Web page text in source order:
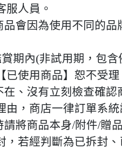
服人員。
品會因為使用不同的
期內(非試用期，包
已使用商品】恕不受
在、沒有立刻檢查確
由，商店一律訂單系
請將商品本身/附件/贈
，若經判斷為已拆封